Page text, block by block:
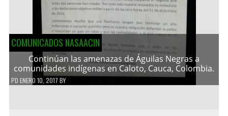
COMUNICADOS NASAACIN
Continúan las amenazas de Águilas Negras a
comunidades indígenas en Caloto, Cauca, Colombia.
PD ENERO 10, 2017 BY